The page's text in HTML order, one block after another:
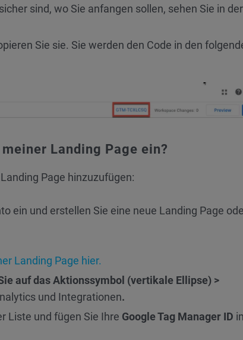
sind, wo Sie anfangen sollen, sehen Sie in
Sie sie. Sie werden den Code in den
Landing Page ein?
Page hinzuzufügen:
ein und erstellen Sie eine neue Landing Page
Landing Page hier.
auf das Aktionssymbol (vertikale Ellipse) >
und Integrationen.
Liste und fügen Sie Ihre Google Tag Manager ID